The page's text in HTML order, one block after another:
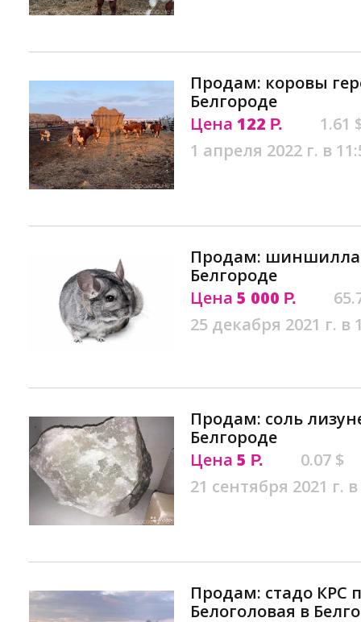
Продам: коровы
Белгороде
Цена 122 Р.
1.61
1 апреля 2022 г. в
Продам: шиншилла
Белгороде
Цена 5 000 Р.
25 декабря 2021 г. в
Продам: соль
Белгороде
Цена 5 Р.
0.07 $
21 сентября 2021 г.
Продам: стадо КРС
Белоголовая в